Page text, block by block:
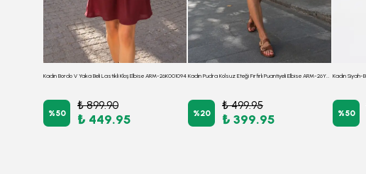
Kadın Bordo V Yaka Beli Lastikli Kloş Elbise ARM-26K001094
%50
₺ 899.90
₺ 449.95
Kadın Pudra Kolsuz Eteği Fırfırlı Puantiyeli Elbise ARM-26Y001146
%20
₺ 499.95
₺ 399.95 %50